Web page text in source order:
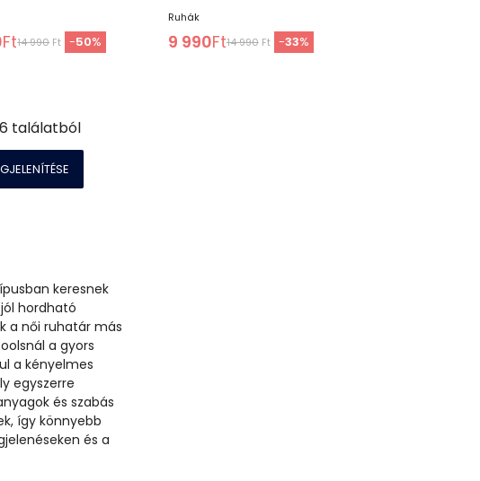
Ft14 990 Ft -50%
Ruhák
9 990Ft14 990Ft -33%
találatból
keresnek
hordható
a női ruhatár más
a gyors
a kényelmes
egyszerre
és szabás
így könnyebb
és a